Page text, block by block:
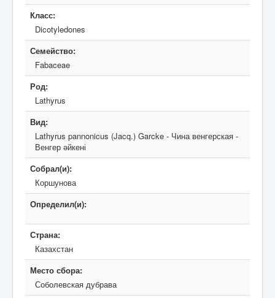
Класс:
Dicotyledones
Семейство:
Fabaceae
Род:
Lathyrus
Вид:
Lathyrus pannonicus (Jacq.) Garcke - Чина венгерская -
Венгер әйкені
Собрал(и):
Коршунова
Определил(и):
Страна:
Казахстан
Место сбора:
Соболевская дубрава